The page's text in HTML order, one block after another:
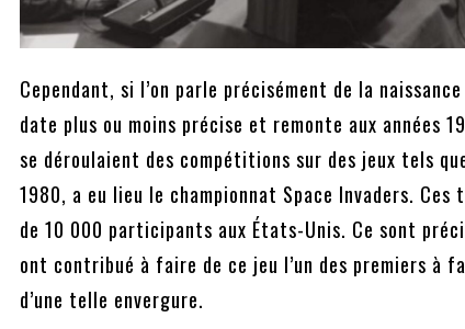
Cependant, si l’on parle précisément de la
date plus ou moins précise et remonte aux années
se déroulaient des compétitions sur des jeux tels
1980, a eu lieu le championnat Space Invaders. Ces
de 10 000 participants aux États-Unis. Ce sont
ont contribué à faire de ce jeu l’un des premiers à
d’une telle envergure.